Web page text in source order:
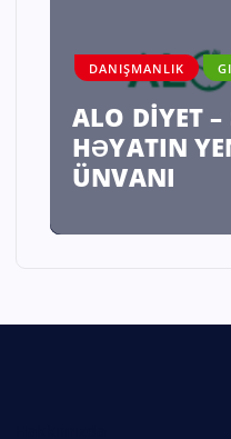
DANIŞMANLIK
ALO DİYET
HƏYATIN
ÜNVANI